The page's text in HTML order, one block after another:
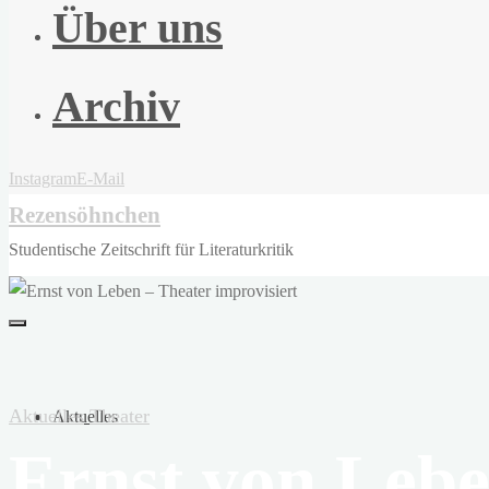
Über uns
Archiv
InstagramE-Mail
Rezensöhnchen
Studentische Zeitschrift für Literaturkritik
Aktuelles
Aktuelles Theater